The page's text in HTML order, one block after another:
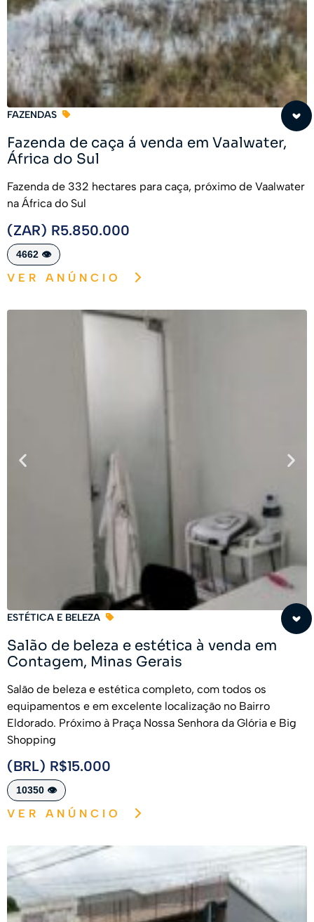
FAZENDAS
Fazenda de caça á venda em Vaalwater,
África do Sul
Fazenda de 332 hectares para caça, próximo de Vaalwater
na África do Sul
(ZAR) R5.850.000
4662 👁️
VER ANÚNCIO
ESTÉTICA E BELEZA
Salão de beleza e estética à venda em
Contagem, Minas Gerais
Salão de beleza e estética completo, com todos os
equipamentos e em excelente localização no Bairro
Eldorado. Próximo à Praça Nossa Senhora da Glória e Big
Shopping
(BRL) R$15.000
10350 👁️
VER ANÚNCIO